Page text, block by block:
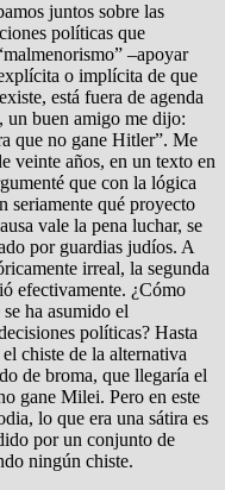
juntos sobre las
políticas que
–apoyar
o implícita de que
está fuera de agenda
un buen amigo me dijo:
que no gane Hitler”. Me
veinte años, en un texto en
que con la lógica
seriamente qué proyecto
vale la pena luchar, se
por guardias judíos. A
irreal, la segunda
efectivamente. ¿Cómo
ha asumido el
políticas? Hasta
chiste de la alternativa
de broma, que llegaría el
gane Milei. Pero en este
lo que era una sátira es
por un conjunto de
ningún chiste.